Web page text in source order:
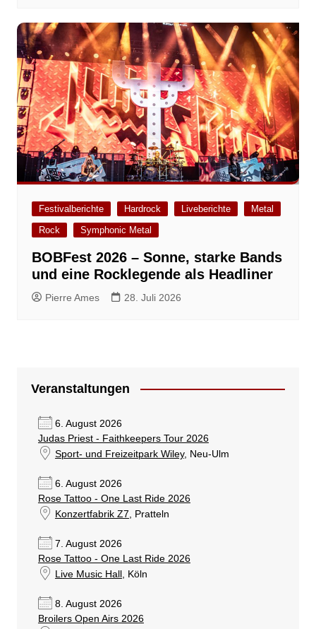
Festivalberichte Hardrock Liveberichte
Metal
Rock
Symphonic Metal
BOBFest 2026 – Sonne, starke Bands
und eine Rocklegende als Headliner
Pierre Ames 28. Juli 2026
Veranstaltungen
6. August 2026
Judas Priest - Faithkeepers Tour 2026
Sport- und Freizeitpark Wiley, Neu-Ulm
6. August 2026
Rose Tattoo - One Last Ride 2026
Konzertfabrik Z7 , Pratteln
7. August 2026
Rose Tattoo - One Last Ride 2026
Live Music Hall, Köln
8. August 2026
Broilers Open Airs 2026